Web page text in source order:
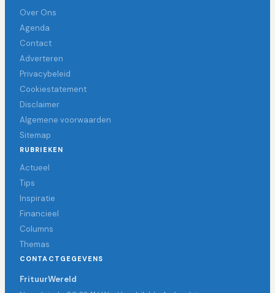
Over Ons
Agenda
Contact
Adverteren
Privacybeleid
Cookiestatement
Disclaimer
Algemene voorwaarden
Sitemap
RUBRIEKEN
Actueel
Tips
Inspiratie
Financieel
Columns
Themas
CONTACTGEGEVENS
FrituurWereld